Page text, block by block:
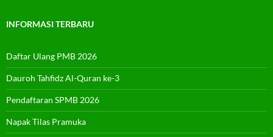
INFORMASI TERBARU
Daftar Ulang PMB 2026
Dauroh Tahfidz Al-Quran ke-3
Pendaftaran SPMB 2026
Napak Tilas Pramuka